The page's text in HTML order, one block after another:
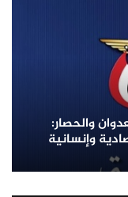
12 عاماً من العدوان والحصار:
وإنسانية